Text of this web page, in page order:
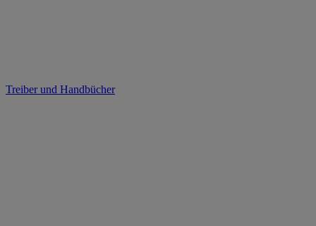
Treiber und Handbücher